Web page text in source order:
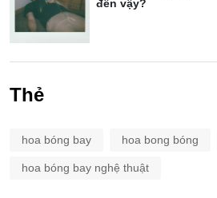
đến vậy?
Thẻ
hoa bóng bay hoa bong bóng
hoa bóng bay nghệ thuật